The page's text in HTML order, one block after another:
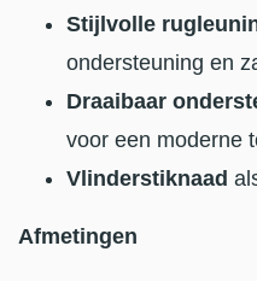
Stijlvolle
ondersteuning en
Draaibaar
voor een moderne
Vlinderstiknaad
Afmetingen